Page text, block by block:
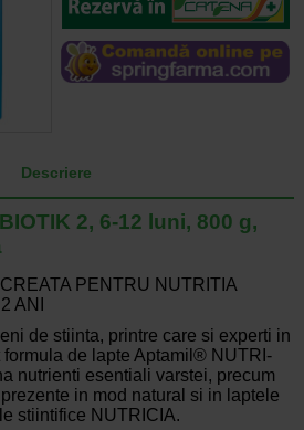
Descriere
2, 6-12 luni, 800 g,
PENTRU NUTRITIA
ANI
de stiinta, printre care si experti in
de lapte Aptamil® NUTRI-
nutrienti esentiali varstei, precum
in mod natural si in laptele
stiintifice NUTRICIA.